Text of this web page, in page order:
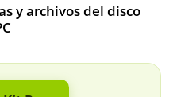
y archivos del disco